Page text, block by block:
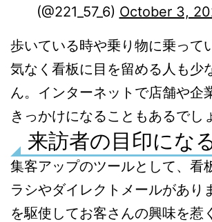
(@221_57_6) October 3,
歩いている時や乗り物に乗って
気なく看板に目を留める人も少
ん。インターネットで店舗や企
きっかけになることもあるでし
来訪者の目印にな
集客アップのツールとして、看
ラシやダイレクトメールがあり
を駆使してお客さんの興味を惹